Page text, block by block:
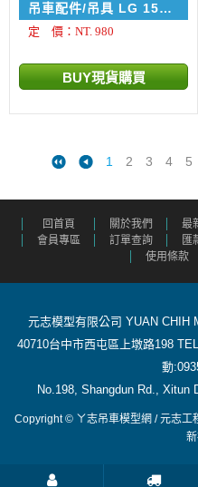
​吊車配件/吊具 LG 1550
SL 專用鋼索纜線 / YCC
黃色
定 價：NT. 980
1 2 3 4 5
回首頁 關於我們 最
會員專區
訂單查詢 匯
使用條款
元志模型有限公司 YUAN CHIH
40710台中市西屯區上墩路198
動
No.198, Shangdun Rd., Xitun
Copyright © ㄚ志吊車模型網 / 元志工